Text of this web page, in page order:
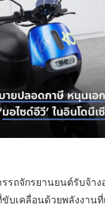
รรถจักรยานยนต์รับจ้า
บเคลื่อนด้วยพลังงานที่